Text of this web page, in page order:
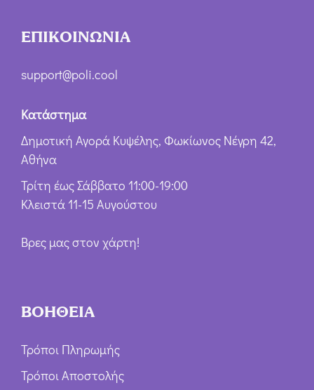
ΕΠΙΚΟΙΝΩΝΙΑ
support@poli.cool
Κατάστημα
Δημοτική Αγορά Κυψέλης, Φωκίωνος Νέγρη 42,
Αθήνα
Τρίτη έως Σάββατο 11:00-19:00
Κλειστά 11-15 Αυγούστου
Βρες μας στον χάρτη!
ΒΟΗΘΕΙΑ
Τρόποι Πληρωμής
Τρόποι Αποστολής